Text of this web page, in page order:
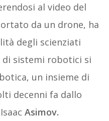
al video del
da un drone, ha
degli scienziati
sistemi robotici si
un insieme di
decenni fa dallo
Asimov.